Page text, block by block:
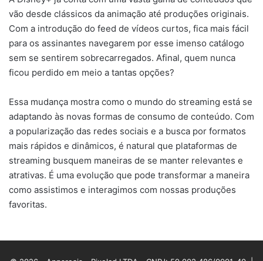
vão desde clássicos da animação até produções originais.
Com a introdução do feed de vídeos curtos, fica mais fácil
para os assinantes navegarem por esse imenso catálogo
sem se sentirem sobrecarregados. Afinal, quem nunca
ficou perdido em meio a tantas opções?
Essa mudança mostra como o mundo do streaming está se
adaptando às novas formas de consumo de conteúdo. Com
a popularização das redes sociais e a busca por formatos
mais rápidos e dinâmicos, é natural que plataformas de
streaming busquem maneiras de se manter relevantes e
atrativas. É uma evolução que pode transformar a maneira
como assistimos e interagimos com nossas produções
favoritas.